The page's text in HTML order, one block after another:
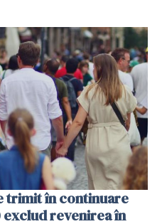
trimit în continuare
exclud revenirea în